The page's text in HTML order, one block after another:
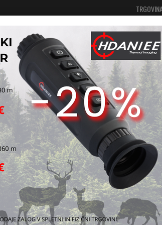
Prijavi se
Vaša košarica je še prazna
Škatlice za shranjevanje nabojev
Škatlice za shranjevanje
NI